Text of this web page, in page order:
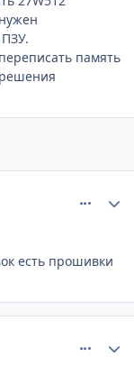
память
есть прошивки